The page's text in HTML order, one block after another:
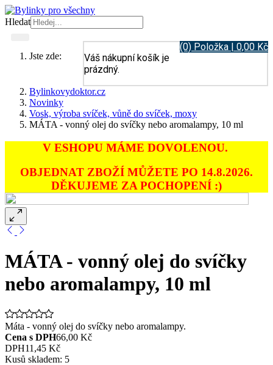
Hledat
(0) Položka | 0,00 Kč
Váš nákupní košík je
prázdný.
Jste zde:
Bylinkovydoktor.cz
Novinky
Vosk, výroba svíček, vůně do svíček, moxy
MÁTA - vonný olej do svíčky nebo aromalampy, 10 ml
V ESHOPU MÁME DOVOLENOU.
OBJEDNAT ZBOŽÍ MŮŽETE PO 14.8.2026.
DĚKUJEME ZA POCHOPENÍ :)
MÁTA - vonný olej do svíčky
nebo aromalampy, 10 ml
Máta - vonný olej do svíčky nebo aromalampy.
Cena s DPH66,00 Kč
DPH11,45 Kč
Kusů skladem: 5